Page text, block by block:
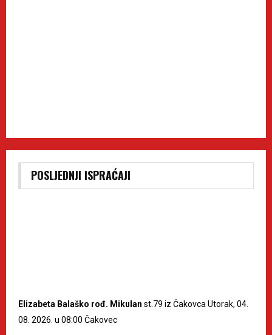
POSLJEDNJI ISPRAĆAJI
Elizabeta Balaško rođ. Mikulan st.79 iz Čakovca Utorak, 04.
08. 2026. u 08:00 Čakovec